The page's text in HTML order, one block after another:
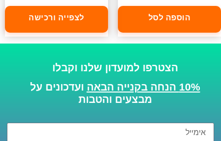
הוספה לסל לצפייה ורכישה
הצטרפו למועדון שלנו וקבלו
10% הנחה בקנייה הבאה
ועדכונים על
מבצעים והטבות